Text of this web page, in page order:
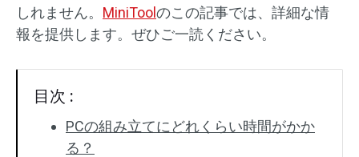
しれません。 MiniToolのこの記事では、詳細な情
報を提供します。ぜひご一読ください。
目次 :
PCの組み立てにどれくらい時間がかか
る？